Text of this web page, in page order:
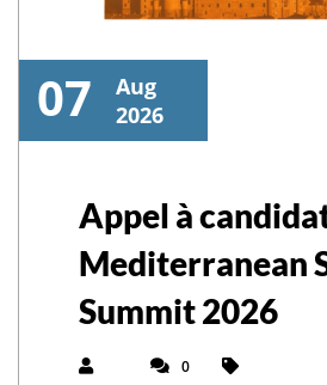
07
Aug
2026
Appel à
Mediterranean
Summit 2026
0